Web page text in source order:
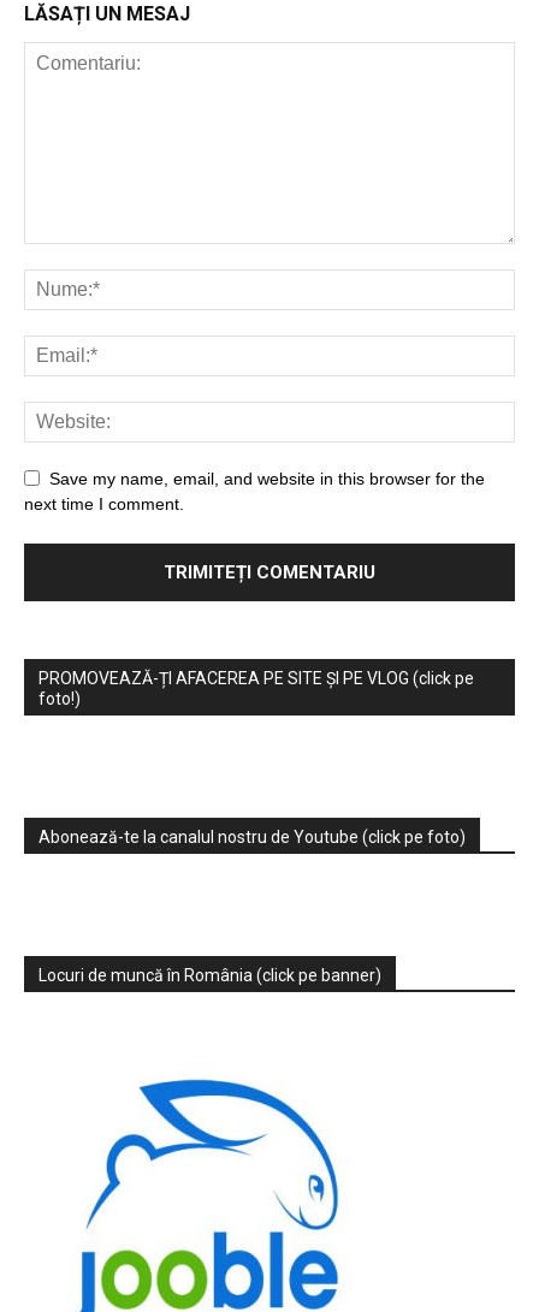
LĂSAȚI UN MESAJ
Save my name, email, and website in this browser for the
next time I comment.
PROMOVEAZĂ-ȚI AFACEREA PE SITE ȘI PE VLOG (click pe
foto!)
Abonează-te la canalul nostru de Youtube (click pe foto)
Locuri de muncă în România (click pe banner)